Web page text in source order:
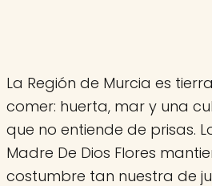
La Región de Murcia es
comer: huerta, mar y una
que no entiende de prisas.
Madre De Dios Flores
costumbre tan nuestra de